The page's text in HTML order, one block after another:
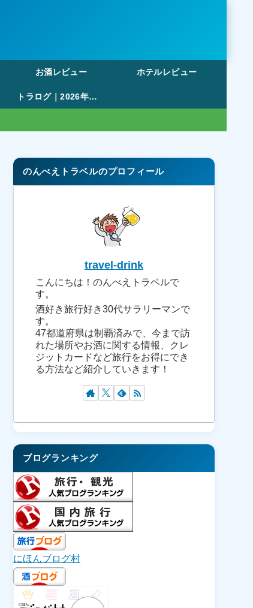
お酒レビュー ホテルレビュー
トラログ｜2026年版も作成可能！47都道府県塗りつぶしマップ・旅行記録ツール
のんべえトラベルのプロフィール
travel-drink
こんにちは！のんべえトラベルで
す。
酒好き旅行好き30代サラリーマンで
す。
47都道府県は制覇済みで、今まで訪
れた場所やお酒に関する情報、クレ
ジットカードなど旅行をお得にでき
る方法など紹介していきます！
ブログランキング
にほんブログ村